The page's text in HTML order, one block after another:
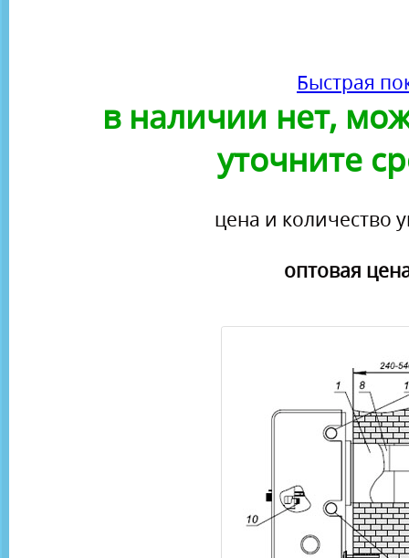
Быстрая
в наличии нет,
уточните
цена и количество
оптовая